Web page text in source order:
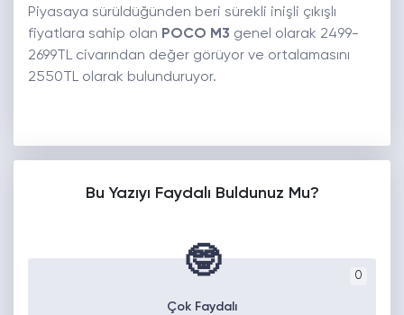
Piyasaya sürüldüğünden beri sürekli inişli çıkışlı
fiyatlara sahip olan POCO M3 genel olarak 2499-
2699TL civarından değer görüyor ve ortalamasını
2550TL olarak bulunduruyor.
Bu Yazıyı Faydalı Buldunuz Mu?
0
🤓
Çok Faydalı